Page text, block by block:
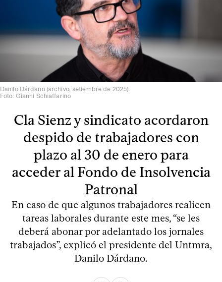
Danilo Dárdano (archivo, setiembre de 2025).
Foto: Gianni Schiaffarino
Cla Sienz y sindicato acordaron
despido de trabajadores con
plazo al 30 de enero para
acceder al Fondo de Insolvencia
Patronal
En caso de que algunos trabajadores realicen
tareas laborales durante este mes, “se les
deberá abonar por adelantado los jornales
trabajados”, explicó el presidente del Untmra,
Danilo Dárdano.